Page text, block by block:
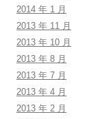
2014 年 1 月
2013 年 11 月
2013 年 10 月
2013 年 8 月
2013 年 7 月
2013 年 4 月
2013 年 2 月